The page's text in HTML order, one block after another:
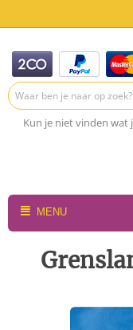
Kun je niet vinden wat
MENU